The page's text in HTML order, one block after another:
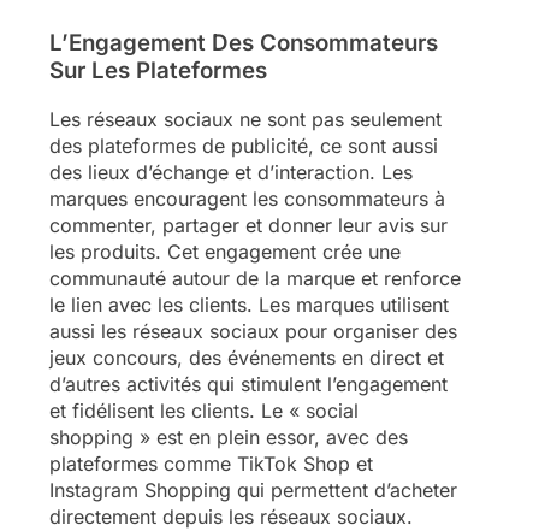
L’Engagement Des Consommateurs
Sur Les Plateformes
Les réseaux sociaux ne sont pas seulement
des plateformes de publicité, ce sont aussi
des lieux d’échange et d’interaction. Les
marques encouragent les consommateurs à
commenter, partager et donner leur avis sur
les produits. Cet engagement crée une
communauté autour de la marque et renforce
le lien avec les clients. Les marques utilisent
aussi les réseaux sociaux pour organiser des
jeux concours, des événements en direct et
d’autres activités qui stimulent l’engagement
et fidélisent les clients. Le « social
shopping » est en plein essor, avec des
plateformes comme TikTok Shop et
Instagram Shopping qui permettent d’acheter
directement depuis les réseaux sociaux.